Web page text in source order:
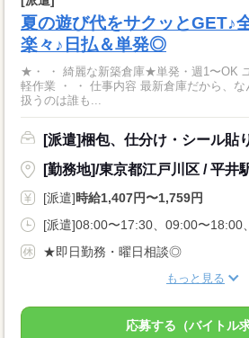
夏の遊び代をサクッとGET♪
楽々♪日払＆単発◎
★・ ・ 綺麗な新築倉庫★単発・週1〜OK
軽作業 ・ ・ 仕事内容 最新倉庫だから、な
扱うのは誰も...
[派遣]梱包、仕分け・シール貼
[勤務地]/東京都江戸川区 / 平井
[派遣]時給1,407円〜1,759円
[派遣]08:00〜17:30、09:00〜18:00
★即日勤務・曜日相談◎
もっと見る
応募する（バイトル求